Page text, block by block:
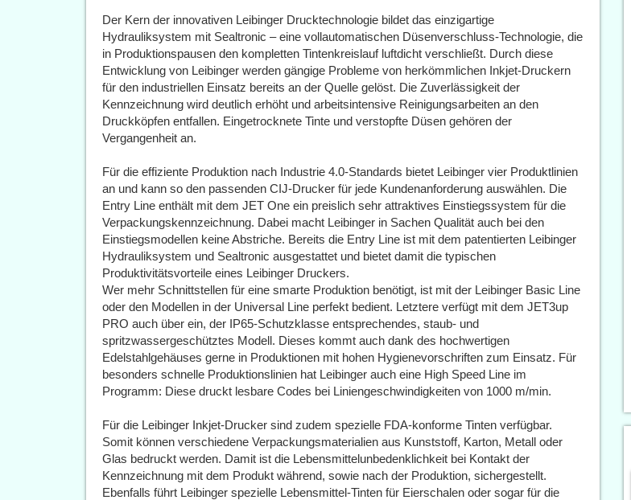
Der Kern der innovativen Leibinger Drucktechnologie bildet das einzigartige
Hydrauliksystem mit Sealtronic – eine vollautomatischen Düsenverschluss-Technologie, die
in Produktionspausen den kompletten Tintenkreislauf luftdicht verschließt. Durch diese
Entwicklung von Leibinger werden gängige Probleme von herkömmlichen Inkjet-Druckern
für den industriellen Einsatz bereits an der Quelle gelöst. Die Zuverlässigkeit der
Kennzeichnung wird deutlich erhöht und arbeitsintensive Reinigungsarbeiten an den
Druckköpfen entfallen. Eingetrocknete Tinte und verstopfte Düsen gehören der
Vergangenheit an.
Für die effiziente Produktion nach Industrie 4.0-Standards bietet Leibinger vier Produktlinien
an und kann so den passenden CIJ-Drucker für jede Kundenanforderung auswählen. Die
Entry Line enthält mit dem JET One ein preislich sehr attraktives Einstiegssystem für die
Verpackungskennzeichnung. Dabei macht Leibinger in Sachen Qualität auch bei den
Einstiegsmodellen keine Abstriche. Bereits die Entry Line ist mit dem patentierten Leibinger
Hydrauliksystem und Sealtronic ausgestattet und bietet damit die typischen
Produktivitätsvorteile eines Leibinger Druckers.
Wer mehr Schnittstellen für eine smarte Produktion benötigt, ist mit der Leibinger Basic Line
oder den Modellen in der Universal Line perfekt bedient. Letztere verfügt mit dem JET3up
PRO auch über ein, der IP65-Schutzklasse entsprechendes, staub- und
spritzwassergeschütztes Modell. Dieses kommt auch dank des hochwertigen
Edelstahlgehäuses gerne in Produktionen mit hohen Hygienevorschriften zum Einsatz. Für
besonders schnelle Produktionslinien hat Leibinger auch eine High Speed Line im
Programm: Diese druckt lesbare Codes bei Liniengeschwindigkeiten von 1000 m/min.
Für die Leibinger Inkjet-Drucker sind zudem spezielle FDA-konforme Tinten verfügbar.
Somit können verschiedene Verpackungsmaterialien aus Kunststoff, Karton, Metall oder
Glas bedruckt werden. Damit ist die Lebensmittelunbedenklichkeit bei Kontakt der
Kennzeichnung mit dem Produkt während, sowie nach der Produktion, sichergestellt.
Ebenfalls führt Leibinger spezielle Lebensmittel-Tinten für Eierschalen oder sogar für die